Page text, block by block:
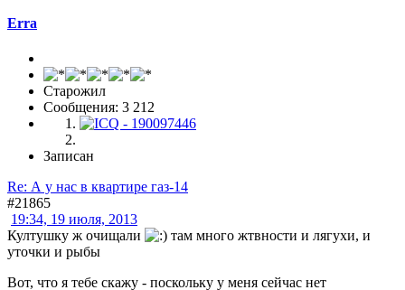
Erra
Старожил
Сообщения: 3 212
Записан
Re: А у нас в квартире газ-14
#21865
19:34, 19 июля, 2013
Култушку ж очищали
там много жтвности и лягухи, и
уточки и рыбы
Вот, что я тебе скажу - поскольку у меня сейчас нет